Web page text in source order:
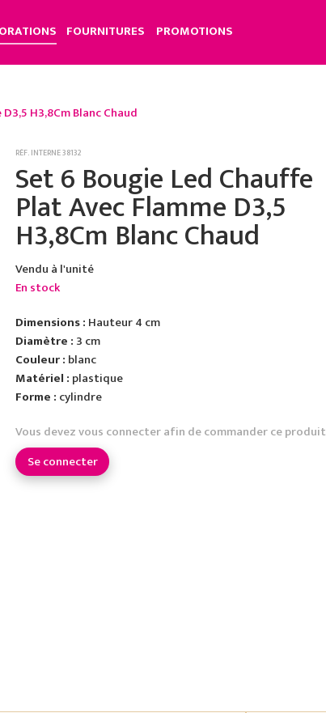
FOURNITURES PROMOTIONS
H3,8Cm Blanc Chaud
RÉF. INTERNE 38132
Set 6 Bougie Led Chauffe
Plat Avec Flamme D3,5
H3,8Cm Blanc Chaud
Vendu à l'unité
En stock
Dimensions : Hauteur 4 cm
Diamètre : 3 cm
Couleur : blanc
Matériel : plastique
Forme : cylindre
Vous devez vous connecter afin de commander ce produit
Se connecter